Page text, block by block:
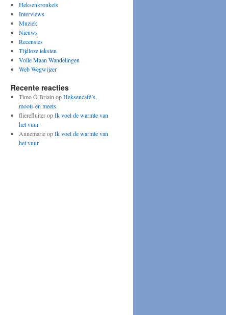
Heksenkronkels
Interviews
Muziek
Nieuws
Recensies
Tijdloze teksten
Volle Maan Wandelingen
Web Wegwijzer
Recente reacties
Timo Ó Briain opHeksencafé’s,
moots en meets
flierefluiteropIk voel de warmte van
het vuur
AnnemarieopIk voel de warmte van
het vuur